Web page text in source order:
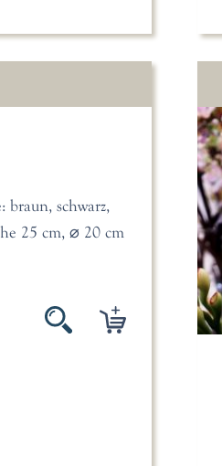
braun, schwarz,
25 cm, ⌀ 20 cm